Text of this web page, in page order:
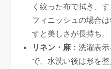
く絞った布で拭き、
フィニッシュの場合
すと美しさが長持ち。
リネン・麻：洗濯表
で、水洗い後は形を